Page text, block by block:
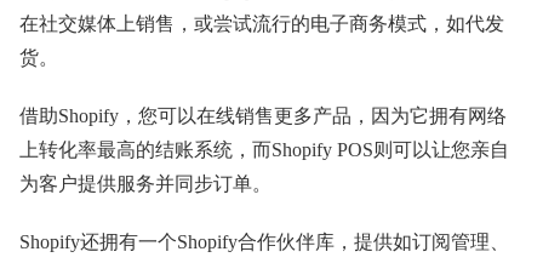
在社交媒体上销售，或尝试流行的电子商务模式，如代发
货。
借助Shopify，您可以在线销售更多产品，因为它拥有网络
上转化率最高的结账系统，而Shopify POS则可以让您亲自
为客户提供服务并同步订单。
Shopify还拥有一个Shopify合作伙伴库，提供如订阅管理、